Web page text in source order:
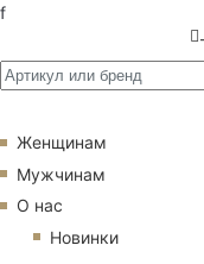
f
Женщинам
Мужчинам
О нас
Новинки